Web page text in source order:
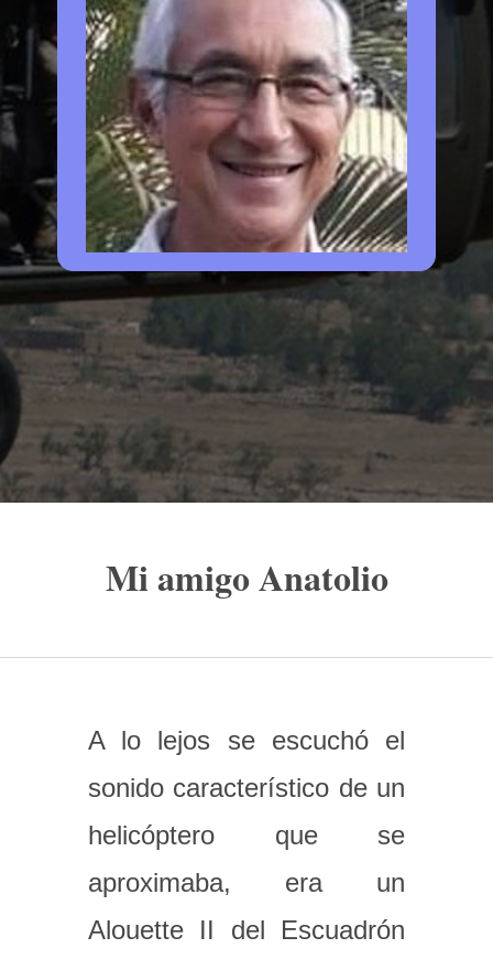
Mi amigo Anatolio
A lo lejos se escuchó el
sonido característico de un
helicóptero que se
aproximaba, era un
Alouette II del Escuadrón